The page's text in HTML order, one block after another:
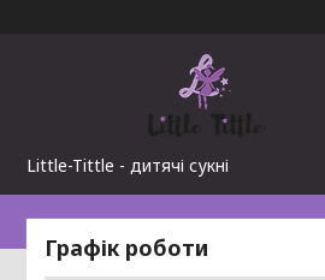
Little-Tittle - дитячі сукні
Графік роботи